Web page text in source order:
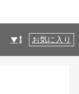
製品仕様
お気に入り